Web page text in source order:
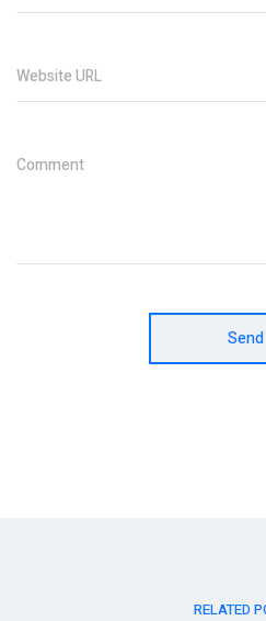
Website URL
Comment
Send
RELATED